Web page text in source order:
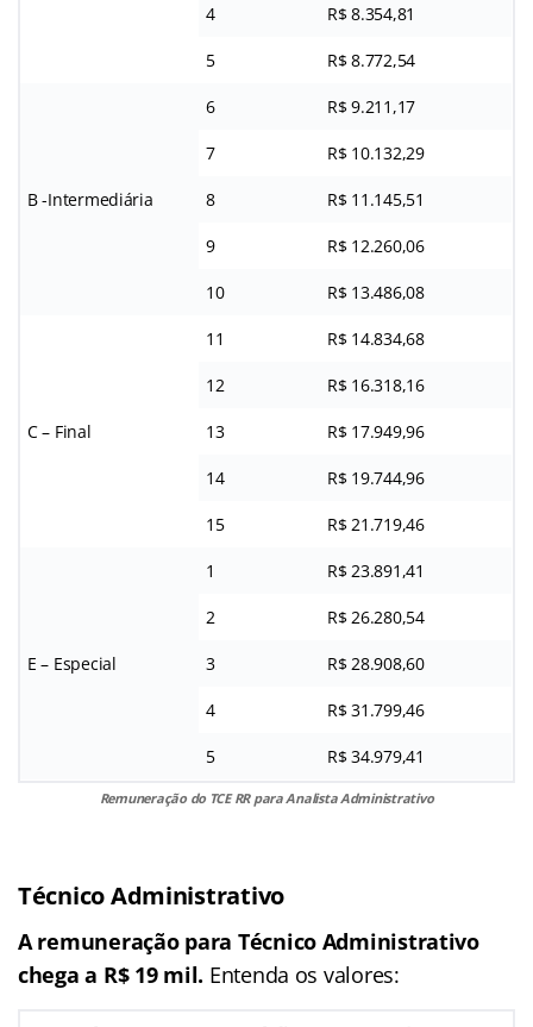
4 R$ 8.354,81
5 R$ 8.772,54
B -Intermediária
6 R$ 9.211,17
7 R$ 10.132,29
8 R$ 11.145,51
9 R$ 12.260,06
10 R$ 13.486,08
C – Final
11 R$ 14.834,68
12 R$ 16.318,16
13 R$ 17.949,96
14 R$ 19.744,96
15 R$ 21.719,46
E – Especial
1 R$ 23.891,41
2 R$ 26.280,54
3 R$ 28.908,60
4 R$ 31.799,46
5 R$ 34.979,41
Remuneração do TCE RR para Analista Administrativo
Técnico Administrativo
A remuneração para Técnico Administrativo
chega a R$ 19 mil. Entenda os valores: